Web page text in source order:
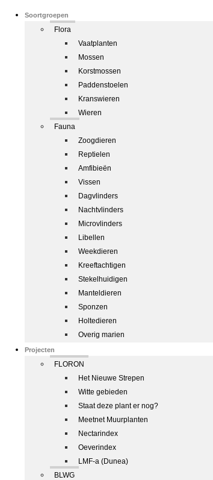
Soortgroepen
Flora
Vaatplanten
Mossen
Korstmossen
Paddenstoelen
Kranswieren
Wieren
Fauna
Zoogdieren
Reptielen
Amfibieën
Vissen
Dagvlinders
Nachtvlinders
Microvlinders
Libellen
Weekdieren
Kreeftachtigen
Stekelhuidigen
Manteldieren
Sponzen
Holtedieren
Overig marien
Projecten
FLORON
Het Nieuwe Strepen
Witte gebieden
Staat deze plant er nog?
Meetnet Muurplanten
Nectarindex
Oeverindex
LMF-a (Dunea)
BLWG